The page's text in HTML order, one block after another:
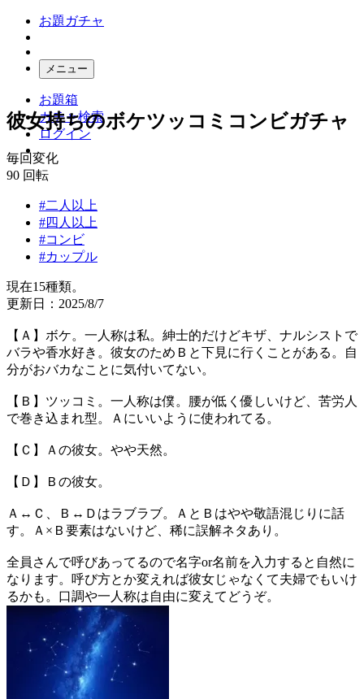
お題ガチャ
メニュー
お題箱
ガチャ検索
ログイン
彼女持ちのボケツッコミコンビガチャ
毎回変化
90 回転
#二人以上
#四人以上
#コンビ
#カップル
現在15種類。
更新日：2025/8/7
【Ａ】ボケ。一人称は私。紳士的だけどキザ、ナルシストで
バラや香水好き。彼女のためＢと下見に行くことがある。自
分がおバカなことに気付いてない。
【Ｂ】ツッコミ。一人称は僕。腰が低く優しいけど、苦労人
で巻き込まれ型。Ａにいいように使われてる。
【Ｃ】Ａの彼女。やや天然。
【Ｄ】Ｂの彼女。
Ａ↔Ｃ、Ｂ↔Ｄはラブラブ。ＡとＢはやや敬語混じりに話
す。Ａ×Ｂ要素はないけど、稀に誤解ネタあり。
全員さんで呼びあってるので名字or名前を入力すると自然に
なります。呼び方とか変えれば彼女じゃなくて夫婦でもいけ
るかも。口調や一人称は自由に変えてどうぞ。